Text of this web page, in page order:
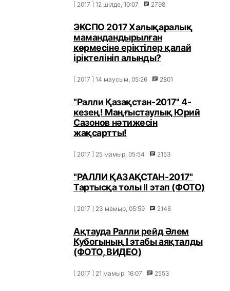
[ 2017 ] 12 шілде, 10:07 2798
ЭКСПО 2017 Халықаралық
мамандандырылған
көрмесіне еріктілер қалай
іріктелініп алынды?
[ 2017 ] 14 маусым, 05:26 2801
"Ралли Қазақстан-2017" 4-
кезең! Маңғыстаулық Юрий
Сазонов нәтижесін
жақсартты!
[ 2017 ] 25 мамыр, 05:54 2153
"РАЛЛИ ҚАЗАҚСТАН-2017"
Тартысқа толы ІІ этап (ФОТО)
[ 2017 ] 23 мамыр, 05:59 2146
Ақтауда Ралли рейд Әлем
Кубогының I этабы аяқталды
(ФОТО, ВИДЕО)
[ 2017 ] 21 мамыр, 16:07 2553